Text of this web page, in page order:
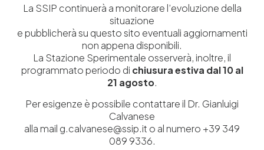
(SSIP) è un Organismo di Ricerca Nazionale delle Camere di
Commercio di Napoli, Toscana Nord-Ovest e Vicenza.
ssip@ssip.it
Servizi
Ricerca e Sviluppo
Laboratori
Dipartimenti di ricerca
Biblioteca
Politecnico del Cuoio
La SSIP continuerà a monitorare l’evoluzione della
situazione
e pubblicherà su questo sito eventuali aggiornamenti
non appena disponibili.
La Stazione Sperimentale osserverà, inoltre, il
programmato periodo di chiusura estiva dal 10 al
21 agosto.
Per esigenze è possibile contattare il Dr. Gianluigi
Calvanese
alla mail g.calvanese@ssip.it o al numero +39 349
089 9336.